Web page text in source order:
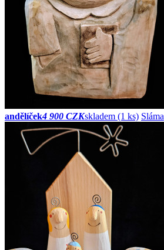
andělíček4 900 CZKskladem (1 ks) Sláma